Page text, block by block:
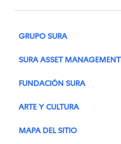
GRUPO SURA
SURA ASSET MANAGEMENT
FUNDACIÓN SURA
ARTE Y CULTURA
MAPA DEL SITIO